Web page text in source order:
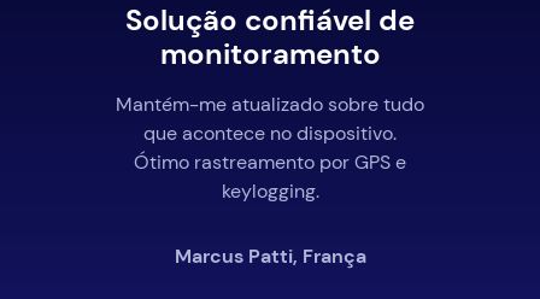
Solução confiável de
monitoramento
Mantém-me atualizado sobre tudo
que acontece no dispositivo.
Ótimo rastreamento por GPS e
keylogging.
Marcus Patti, França